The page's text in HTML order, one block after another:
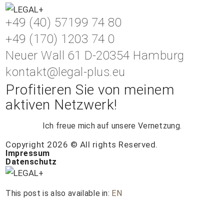
+49 (40) 57199 74 80
+49 (170) 1203 74 0
Neuer Wall 61 D-20354 Hamburg
kontakt@legal-plus.eu
Profitieren Sie von meinem
aktiven Netzwerk!
Ich freue mich auf unsere Vernetzung.
Copyright 2026 © All rights Reserved.
Impressum
Datenschutz
This post is also available in: EN